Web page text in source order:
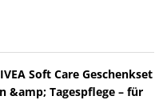
Soft Care Geschenkset
&amp; Tagespflege – für